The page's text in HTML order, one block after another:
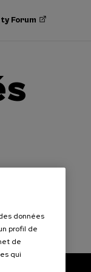
Forum
données
profil de
de
qui